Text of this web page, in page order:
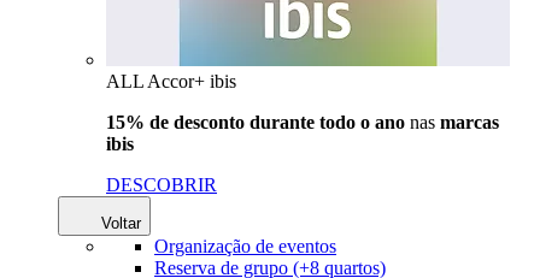
ALL Accor+ ibis
15% de desconto durante todo o ano nas marcas
ibis
DESCOBRIR
Voltar
Organização de eventos
Reserva de grupo (+8 quartos)